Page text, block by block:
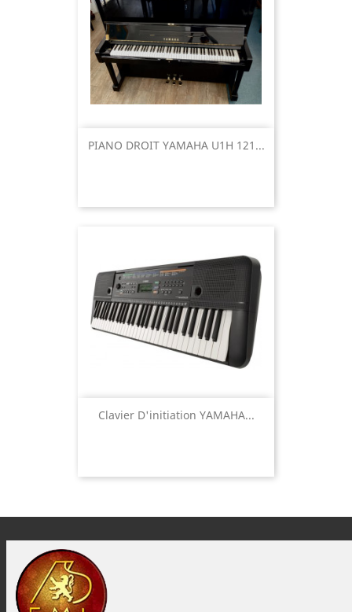
PIANO DROIT YAMAHA U1H 121...
Clavier D'initiation YAMAHA...